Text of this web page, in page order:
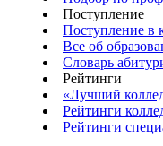
Поступление
Поступление в
Все об
Словарь
Рейтинги
«Лучший
Рейтинги
Рейтинги